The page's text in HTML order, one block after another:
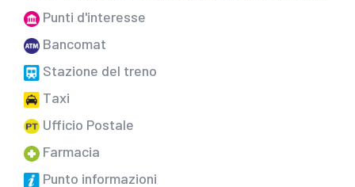
Punti d'interesse
Bancomat
Stazione del treno
Taxi
Ufficio Postale
Farmacia
Punto informazioni